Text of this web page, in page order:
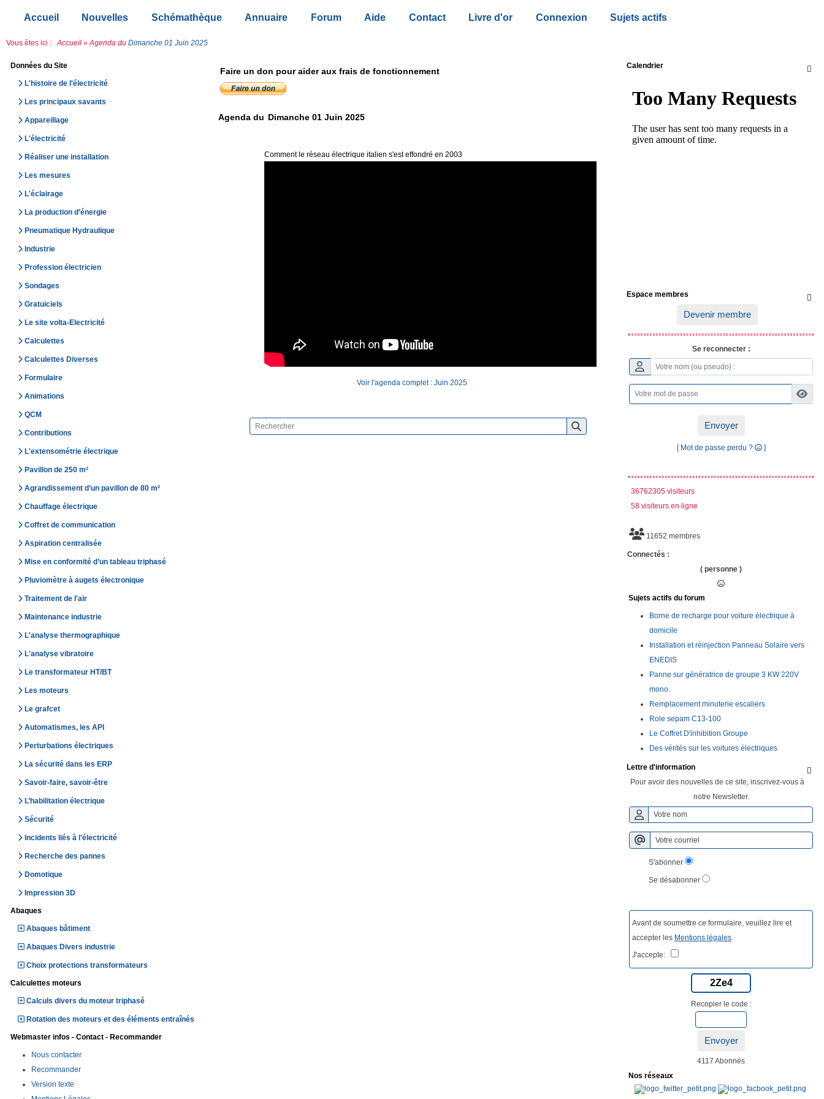
Accueil Nouvelles Schémathèque Annuaire Forum Aide Contact Livre d'or Connexion Sujets actifs
Vous êtes ici : Accueil »Agenda du Dimanche 01 Juin 2025
Données du Site
L'histoire de l'électricité
Les principaux savants
Appareillage
L'électricité
Réaliser une installation
Les mesures
L'éclairage
La production d’énergie
Pneumatique Hydraulique
Industrie
Profession électricien
Sondages
Gratuiciels
Le site volta-Electricité
Calculettes
Calculettes Diverses
Formulaire
Animations
QCM
Contributions
L'extensométrie électrique
Pavillon de 250 m²
Agrandissement d’un pavillon de 80 m²
Chauffage électrique
Coffret de communication
Aspiration centralisée
Mise en conformité d’un tableau triphasé
Pluviomètre à augets électronique
Traitement de l'air
Maintenance industrie
L'analyse thermographique
L'analyse vibratoire
Le transformateur HT/BT
Les moteurs
Le grafcet
Automatismes, les API
Perturbations électriques
La sécurité dans les ERP
Savoir-faire, savoir-être
L’habilitation électrique
Sécurité
Incidents liés à l’électricité
Recherche des pannes
Domotique
Impression 3D
Abaques
Abaques bâtiment
Abaques Divers industrie
Choix protections transformateurs
Calculettes moteurs
Calculs divers du moteur triphasé
Rotation des moteurs et des éléments entraînés
Webmaster infos - Contact - Recommander
Nous contacter
Recommander
Version texte
Faire un don pour aider aux frais de fonctionnement
Agenda du Dimanche 01 Juin 2025
Comment le réseau électrique italien s'est effondré en 2003
Voir l'agenda complet : Juin 2025

Calendrier

Espace membres
Devenir membre
Se reconnecter :
Envoyer
[ Mot de passe perdu ? ]
36762305 visiteurs
58 visiteurs en ligne
11652 membres
Connectés :
( personne )
Sujets actifs du forum
Borne de recharge pour voiture électrique à
domicile
Installation et réinjection Panneau Solaire vers
ENEDIS
Panne sur génératrice de groupe 3 KW 220V
mono.
Remplacement minuterie escaliers
Role sepam C13-100
Le Coffret D'inhibition Groupe
Des vérités sur les voitures électriques

Lettre d'information
Pour avoir des nouvelles de ce site, inscrivez-vous à
notre Newsletter.
S'abonner
Se désabonner
Avant de soumettre ce formulaire, veuillez lire et
accepter les Mentions légales
J'accepte:
2Ze4
Recopier le code :
Envoyer
4117 Abonnés
Nos réseaux